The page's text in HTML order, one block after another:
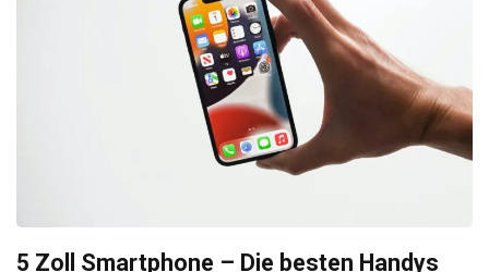
5 Zoll Smartphone – Die besten Handys